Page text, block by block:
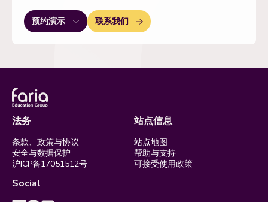
预约演示 联系我们
法务
条款、政策与协议
安全与数据保护
沪ICP备17051512号
站点信息
站点地图
帮助与支持
可接受使用政策
Social